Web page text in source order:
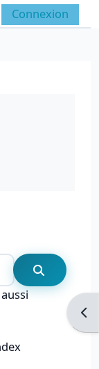
désactiver la
Connexion
Rechercher